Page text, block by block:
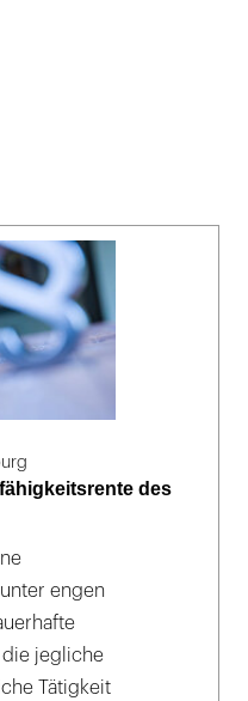
des
engen
die jegliche
Tätigkeit